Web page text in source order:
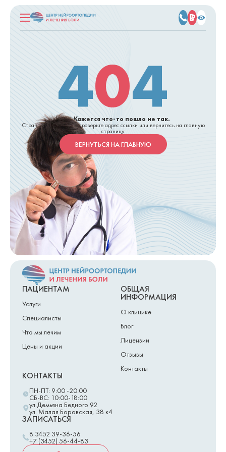
404
Упс... Кажется что-то пошло не так.
Страница не найдена, проверьте адрес ссылки или вернитесь на главную
страницу
ВЕРНУТЬСЯ НА ГЛАВНУЮ
ПАЦИЕНТАМ
Услуги
Специалисты
Что мы лечим
Цены и акции
ОБЩАЯ
ИНФОРМАЦИЯ
О клинике
Блог
Лицензии
Отзывы
Контакты
КОНТАКТЫ
ПН-ПТ: 9:00 -20:00
СБ-ВС: 10:00-18:00
ул.Демьяна Бедного 92
ул. Малая Боровская, 38 к4
ЗАПИСАТЬСЯ
8 3452 39-36-56
+7 (3452) 56-44-83